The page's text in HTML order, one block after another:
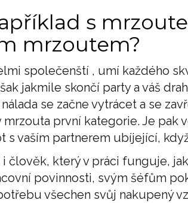
s
mrzoutem?
společenští , umí každého
jakmile skončí party a váš
se začne vytrácet a se
první kategorie. Je pak
s vaším partnerem ubíjející,
člověk, který v práci funguje,
povinnosti, svým šéfům
všechen svůj nakupený